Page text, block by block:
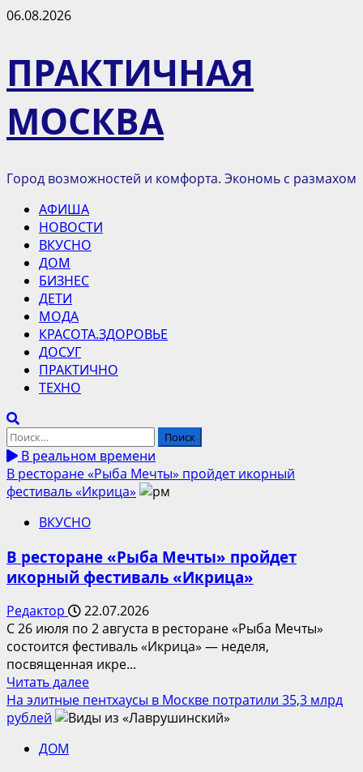
Перейти
06.08.2026
ПРАКТИЧНАЯ
МОСКВА
Город возможностей и комфорта. Экономь с размахом
Основное
меню
АФИША
НОВОСТИ
ВКУСНО
ДОМ
БИЗНЕС
ДЕТИ
МОДА
КРАСОТА.ЗДОРОВЬЕ
ДОСУГ
ПРАКТИЧНО
ТЕХНО
Найти:
В реальном времени
В ресторане «Рыба Мечты» пройдет икорный
фестиваль «Икрица»
ВКУСНО
В ресторане «Рыба Мечты» пройдет
икорный фестиваль «Икрица»
Редактор
22.07.2026
С 26 июля по 2 августа в ресторане «Рыба Мечты»
состоится фестиваль «Икрица» — неделя,
посвященная икре...
Читать далееПрочитать
больше
о
На элитные пентхаусы в Москве потратили 35,3 млрд
рублей
ДОМ